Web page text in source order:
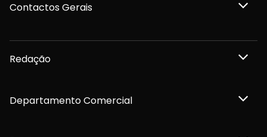
Contactos Gerais
Redação
Departamento Comercial